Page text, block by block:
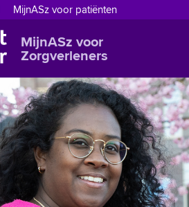
MijnASz voor patiënten
MijnASz voor
Zorgverleners